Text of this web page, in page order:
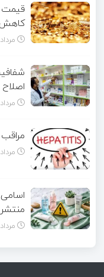
مرداد ۱۶, ۱۴۰۵
مرداد ۱۶, ۱۴۰۵
مرداد ۱۶, ۱۴۰۵
مرداد ۱۶, ۱۴۰۵